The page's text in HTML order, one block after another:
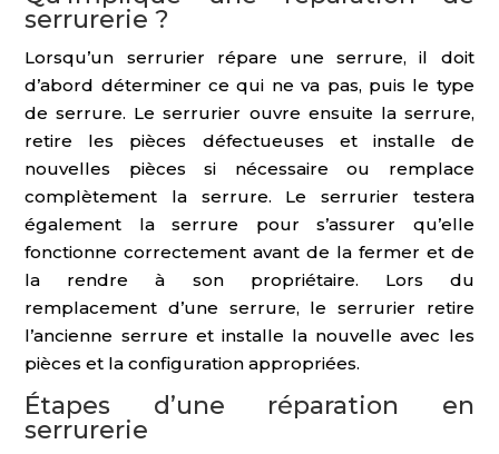
serrurerie ?
Lorsqu’un serrurier répare une serrure, il doit
d’abord déterminer ce qui ne va pas, puis le type
de serrure. Le serrurier ouvre ensuite la serrure,
retire les pièces défectueuses et installe de
nouvelles pièces si nécessaire ou remplace
complètement la serrure. Le serrurier testera
également la serrure pour s’assurer qu’elle
fonctionne correctement avant de la fermer et de
la rendre à son propriétaire. Lors du
remplacement d’une serrure, le serrurier retire
l’ancienne serrure et installe la nouvelle avec les
pièces et la configuration appropriées.
Étapes d’une réparation en
serrurerie